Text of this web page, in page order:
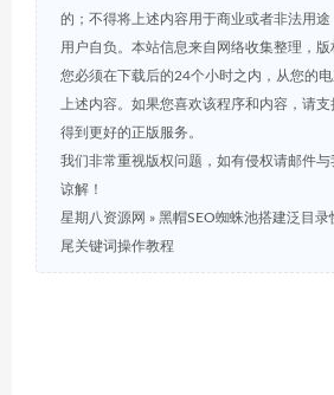
的；不得将上述内容用于商业或者非法用
用户自负。本站信息来自网络收集整理，版
您必须在下载后的24个小时之内，从您的
上述内容。如果您喜欢该程序和内容，请支
得到更好的正版服务。
我们非常重视版权问题，如有侵权请邮件与
谅解！
星期八资源网 » 黑帽SEO蜘蛛池搭建泛目
尾关键词操作教程